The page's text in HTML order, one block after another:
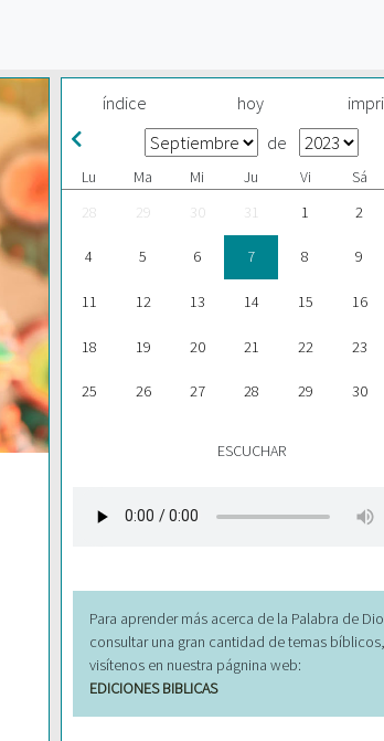
índice hoy
de
Lu Ma Mi Ju Vi Sá
28
29 30 31 1 2
4 5 6 7 8 9
11 12 13 14 15 16
18 19 20 21 22 23
25 26 27 28 29 30
ESCUCHAR
Para aprender más acerca de la Palabra de
consultar una gran cantidad de temas bíblicos,
visítenos en nuestra págnina web:
EDICIONES BIBLICAS